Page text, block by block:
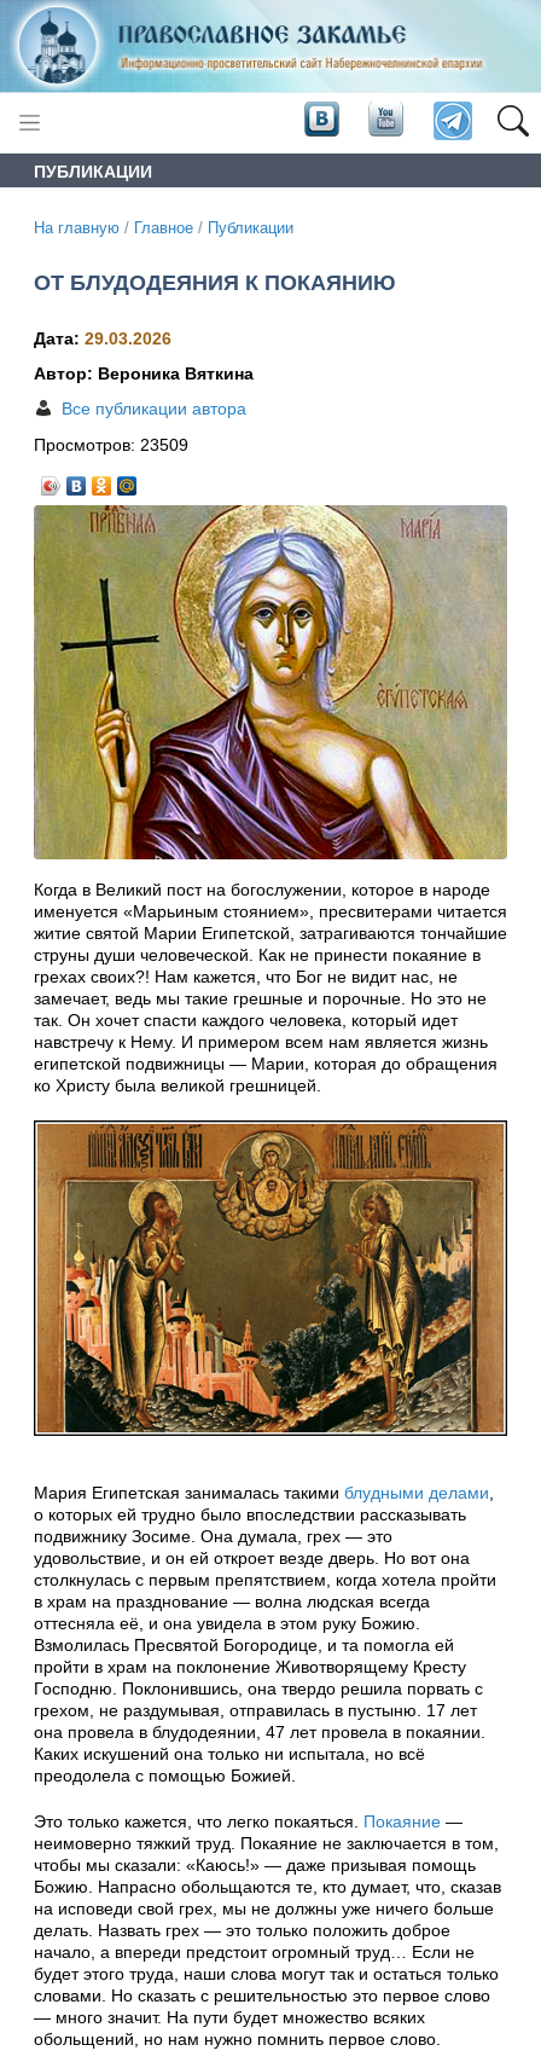
ПУБЛИКАЦИИ
На главную / Главное / Публикации
ОТ БЛУДОДЕЯНИЯ К ПОКАЯНИЮ
Дата: 29.03.2026
Автор: Вероника Вяткина
Все публикации автора
Просмотров: 23509
Когда в Великий пост на богослужении, которое в народе
именуется «Марьиным стоянием», пресвитерами читается
житие святой Марии Египетской, затрагиваются тончайшие
струны души человеческой. Как не принести покаяние в
грехах своих?! Нам кажется, что Бог не видит нас, не
замечает, ведь мы такие грешные и порочные. Но это не
так. Он хочет спасти каждого человека, который идет
навстречу к Нему. И примером всем нам является жизнь
египетской подвижницы — Марии, которая до обращения
ко Христу была великой грешницей.
Мария Египетская занималась такими блудными делами,
о которых ей трудно было впоследствии рассказывать
подвижнику Зосиме. Она думала, грех — это
удовольствие, и он ей откроет везде дверь. Но вот она
столкнулась с первым препятствием, когда хотела пройти
в храм на празднование — волна людская всегда
оттесняла её, и она увидела в этом руку Божию.
Взмолилась Пресвятой Богородице, и та помогла ей
пройти в храм на поклонение Животворящему Кресту
Господню. Поклонившись, она твердо решила порвать с
грехом, не раздумывая, отправилась в пустыню. 17 лет
она провела в блудодеянии, 47 лет провела в покаянии.
Каких искушений она только ни испытала, но всё
преодолела с помощью Божией.
Это только кажется, что легко покаяться. Покаяние —
неимоверно тяжкий труд. Покаяние не заключается в том,
чтобы мы сказали: «Каюсь!» — даже призывая помощь
Божию. Напрасно обольщаются те, кто думает, что, сказав
на исповеди свой грех, мы не должны уже ничего больше
делать. Назвать грех — это только положить доброе
начало, а впереди предстоит огромный труд… Если не
будет этого труда, наши слова могут так и остаться только
словами. Но сказать с решительностью это первое слово
— много значит. На пути будет множество всяких
обольщений, но нам нужно помнить первое слово.